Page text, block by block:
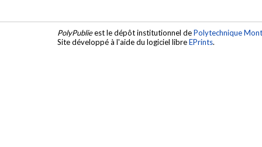
PolyPublieest le dépôt institutionnel dePolytechnique
Site développé à l'aide du logiciel libreEPrints.